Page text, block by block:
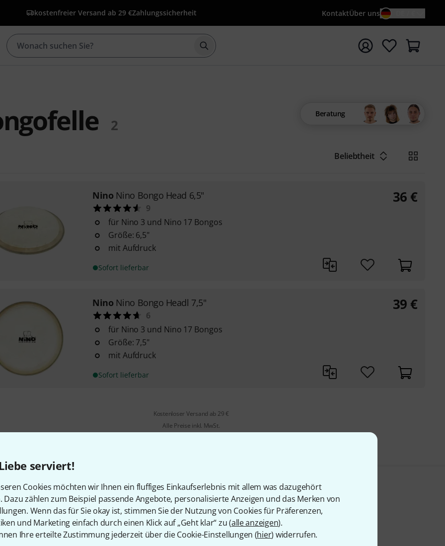
serviert!
Cookies möchten wir Ihnen ein fluffiges Einkaufserlebnis mit allem was dazugehört
Dazu zählen zum Beispiel passende Angebote, personalisierte Anzeigen und das Merken von
Wenn das für Sie okay ist, stimmen Sie der Nutzung von Cookies für Präferenzen,
und Marketing einfach durch einen Klick auf „Geht klar“ zu (alle anzeigen).
Ihre erteilte Zustimmung jederzeit über die Cookie-Einstellungen (hier) widerrufen.
kostenfreier Versand ab 29 €Zahlungssicherheit KontaktÜber uns
Suche mit Suchwort {searchTerm} starten
2
Beratung
Beliebtheit
Nino Nino Bongo Head 6,5"
9
für Nino 3 und Nino 17 Bongos
Größe: 6,5"
mit Aufdruck
Sofort lieferbar
36 €
Nino Nino Bongo Headl 7,5"
6
für Nino 3 und Nino 17 Bongos
Größe: 7,5"
mit Aufdruck
Sofort lieferbar
39 €
Kostenloser Versand ab 29 €
Alle Preise inkl. MwSt.
Gefällt Ihnen, was Sie sehen?
Teilen Hilfe & Feedback